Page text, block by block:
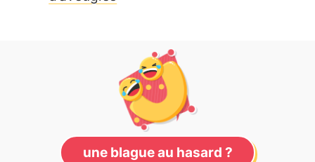
une blague au hasard ?